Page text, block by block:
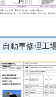
動車修理工